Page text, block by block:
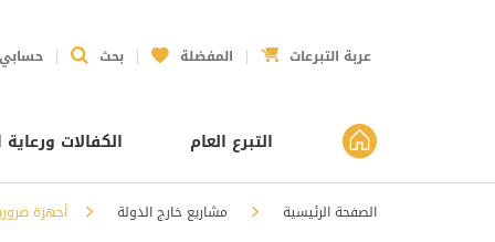
حسابي بحث المفضلة عربة التبرعات
التبرع العام الكفالات ورعاية
الصفحة الرئيسية مشاريع خارج الدولة أجهزة